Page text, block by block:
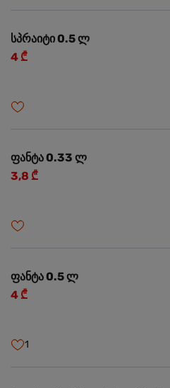
სპრაიტი 0.5 ლ
4 ₾
ფანტა 0.33 ლ
3,8 ₾
ფანტა 0.5 ლ
4 ₾
1